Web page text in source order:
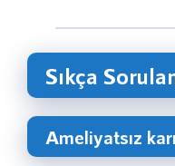
Sıkça
Ameliyatsız